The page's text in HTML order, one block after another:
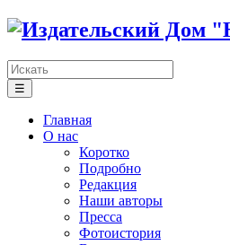
☰
Главная
О нас
Коротко
Подробно
Редакция
Наши авторы
Пресса
Фотоистория